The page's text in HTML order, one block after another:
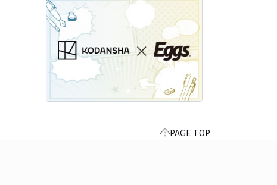
PAGE TOP